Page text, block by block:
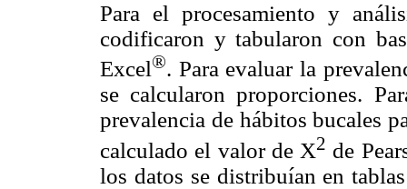
Para el procesamiento y
codificaron y tabularon con
Excel®. Para evaluar la
se calcularon proporciones.
prevalencia de hábitos bucales
calculado el valor de X2 de
los datos se distribuían en